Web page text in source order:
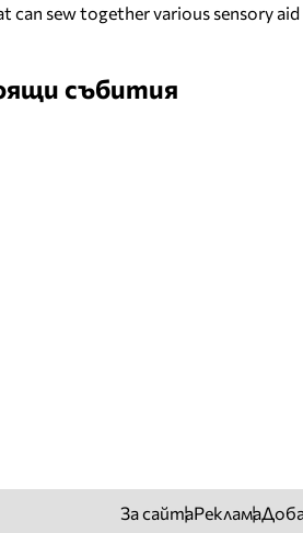
can sew together various sensory
събития
За сайтаРеклама